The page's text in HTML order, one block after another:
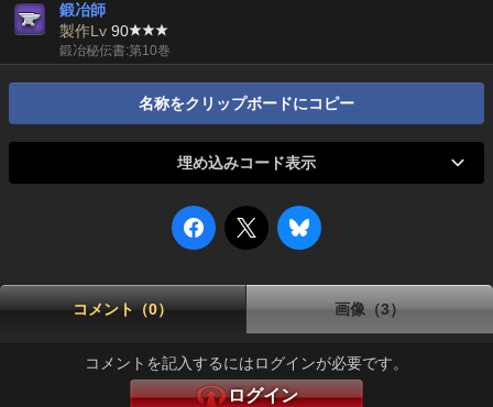
鍛冶師
製作Lv 90
鍛冶秘伝書:第10巻
名称をクリップボードにコピー
埋め込みコード表示
コメント（0） 画像（3）
コメントを記入するにはログインが必要です。
ログイン